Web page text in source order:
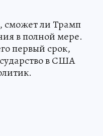
сможет ли Трамп
в полной мере.
первый срок,
в США